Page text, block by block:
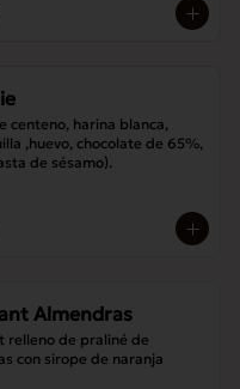
centeno, harina blanca,
,huevo, chocolate de 65%,
de sésamo).
Almendras
relleno de praliné de
con sirope de naranja